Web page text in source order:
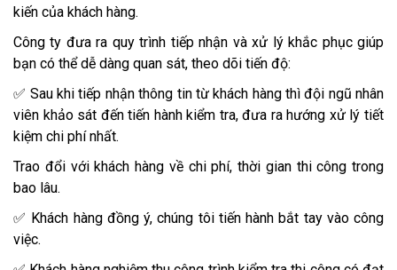
kiến của khách hàng.
Công ty đưa ra quy trình tiếp nhận và xử lý khắc phục giúp
bạn có thể dễ dàng quan sát, theo dõi tiến độ:
✅ Sau khi tiếp nhận thông tin từ khách hàng thì đội ngũ nhân
viên khảo sát đến tiến hành kiểm tra, đưa ra hướng xử lý tiết
kiệm chi phí nhất.
Trao đổi với khách hàng về chi phí, thời gian thi công trong
bao lâu.
✅ Khách hàng đồng ý, chúng tôi tiến hành bắt tay vào công
việc.